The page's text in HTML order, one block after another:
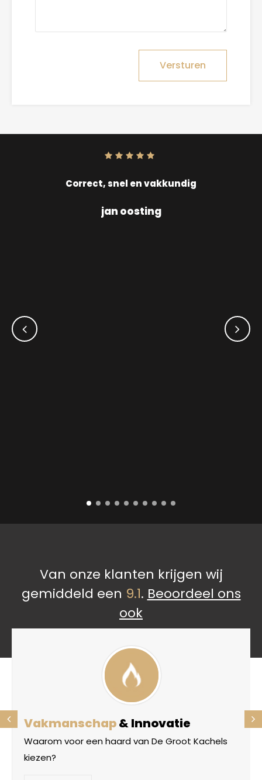
Versturen
10
Correct, snel en vakkundig
jan oosting
Van onze klanten krijgen wij
gemiddeld een 9.1. Beoordeel ons
ook
Vakmanschap& Innovatie
Waarom voor een haard van De Groot Kachels
kiezen?